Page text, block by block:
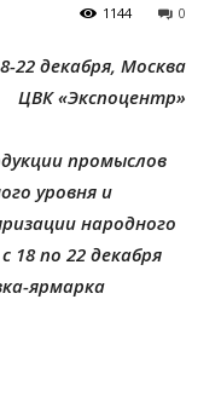
0
1144
22 декабря, Москва
ЦВК «Экспоцентр»
промыслов
уровня и
народного
18 по 22 декабря
ярмарка